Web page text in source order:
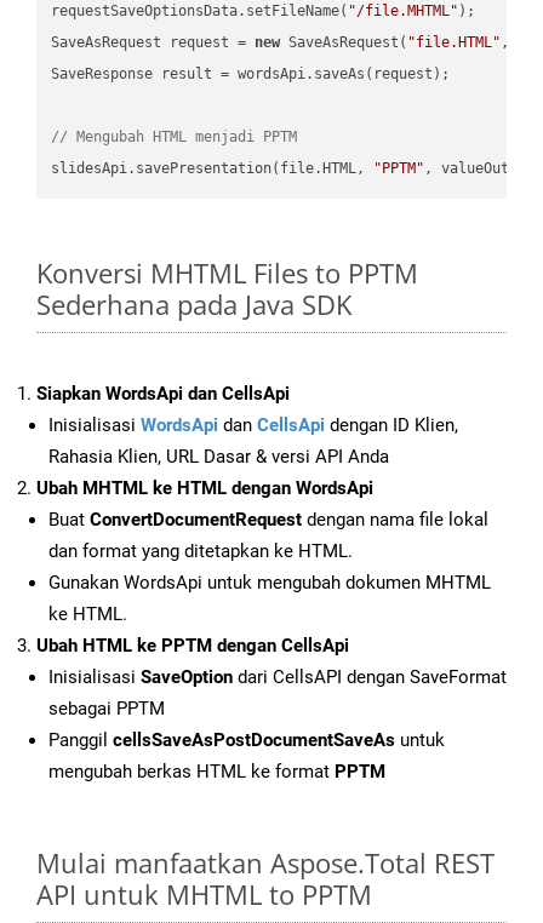
requestSaveOptionsData.setFileName( "/file.MHTML" );
SaveAsRequest request = new SaveAsRequest( "file.HTML"
SaveResponse result = wordsApi.saveAs(request);
// Mengubah HTML menjadi PPTM
slidesApi.savePresentation(file.HTML,
"PPTM"
Konversi MHTML Files to PPTM
Sederhana pada Java SDK
Siapkan WordsApi dan CellsApi
Inisialisasi WordsApi dan CellsApi dengan ID Klien,
Rahasia Klien, URL Dasar & versi API Anda
Ubah MHTML ke HTML dengan WordsApi
Buat ConvertDocumentRequest dengan nama file lokal
dan format yang ditetapkan ke HTML.
Gunakan WordsApi untuk mengubah dokumen MHTML
ke HTML.
Ubah HTML ke PPTM dengan CellsApi
Inisialisasi SaveOption dari CellsAPI dengan SaveFormat
sebagai PPTM
Panggil cellsSaveAsPostDocumentSaveAs untuk
mengubah berkas HTML ke format PPTM
Mulai manfaatkan Aspose.Total REST
API untuk MHTML to PPTM